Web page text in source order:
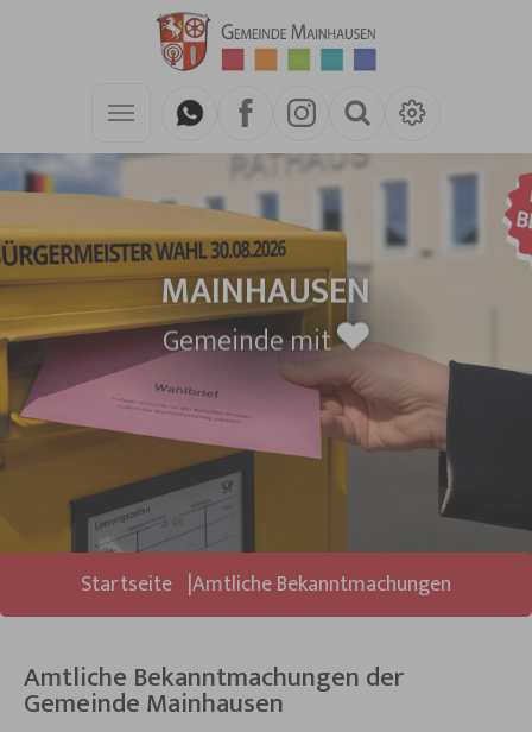
Zum Hauptinhalt springen
MAINHAUSEN
Gemeinde mit
Sie sind hier:
Startseite Amtliche Bekanntmachungen
Amtliche Bekanntmachungen der
Gemeinde Mainhausen